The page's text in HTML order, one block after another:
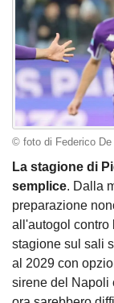
© foto di Federico De
La stagione di
semplice. Dalla
preparazione
all'autogol contro
stagione sul sali
al 2029 con
sirene del Napoli